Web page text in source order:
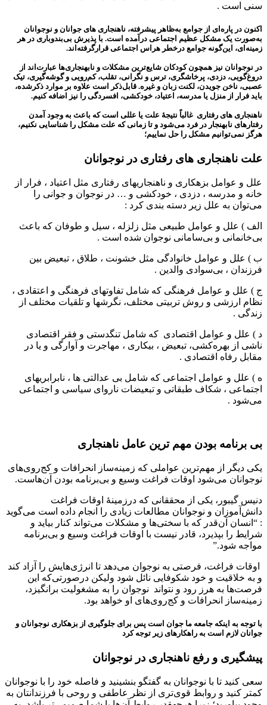
سنی است .
اکنون در پاره‌ای از جوامع به‌ظاهر پیشرفته، ناهنجاری های جوانان و نوجوانان
به‌صورت یک مشکل عظیم اجتماعی درآمده است. با پذیرش بی‌بندوباری در هر
زمینه‌ای، این‌گونه جوامع درخطر هراس اجتماعی قرارگرفته‌اند.
در نوجوانان نیز همچون کودکان شایع‌ترین مشکلات و نابهنجاری‌ها عبارت‌اند از
دروغ‌گویی، دزدی، پرخاشگری، ترس و نگرانی، تقلب، کم‌رویی و گوشه‌گیری، تیک
عصبی، ناخن جویدن، لکنت زبان و غیره. قابل‌ذکر است علاوه بر موارد ذکرشده،
باید فرار از منزل یا مدرسه، اعتیاد، خودکشی، افسردگی را نیز اضافه کنیم.
ناهنجاری های رفتاری غالباً نتیجۀ علت یا عللی است که باعث به وجود آمدن
رفتارهای نابهنجار در فرد می‌شود و تا زمانی که علت مشکل را شناسایی نکنیم،
هرگز نمی‌توانیم مشکل را حل نماییم؛
علت ناهنجاری های رفتاری در نوجوانان
علل و عوامل بزهکاری و ناهنجاری‎های رفتاری مثل اعتیاد ، فرار از
خانه و مدرسه ، دزدی ، خودکشی و … در نوجوان و جوانی را
می‌توان به علل زیر دسته بندی کرد :
الف ) علل و عوامل طبیعی مثل زلزله ، سیل و طوفان که باعث
بی‌خانمانی و بی‌سامانی نوجوان شده است .
ب ) علل و عوامل خانوادگی مثل خشونت ، طلاق ، تبعیض بین
فرزندان ، بی‌سوادی والدین .
ج ) علل و عوامل فرهنگی که شامل تفاوتهای فرهنگی و اعتقادی ،
نظام ارزشی و روش تربیتی مختلف، نگرشها و تلقیات مختلف از
زندگی .
د ) علل و عوامل اقتصادی که شامل تنگدستی و فقر اقتصادی
ناشی از بهره‌کشی، تبعیض ، بیکاری ، مهاجرت و آوارگی و یا در
مقابل رفاه اقتصادی .
ه ) علل و عوامل اجتماعی که شامل بی عدالتی ها ، نابرابریهای
اجتماعی ، شکاف طبقاتی و تبعیضات ناروای سیاسی و اجتماعی
می‌شود .
بی برنامه بودن مهم ترین عامل ناهنجاری
یکی دیگر از مهم‌ترین عواملی که زمینه‌ساز انحرافات و کج‌روی‌های
نوجوانان می‌شود اوقات فراغت وسیع و بی‌برنامه بودن آن‌هاست.
دنیس گیبور، یکی از محققانی که درزمینۀ اوقات فراغت
دانش‌آموزان و نوجوانان مطالعات زیادی را انجام داده است می‌گوید
: “انسان آن‌قدر که با سختی‌ها و مشکلات می‌تواند کنار بیاید و
شرایط را بپذیرد، قادر نیست با اوقات فراغت وسیع و بی‌برنامه
مواجه شود.”
اوقات فراغت، فرصتی به نوجوان می‌دهد تا انرژی‌هایش را آزاد کند
و به خلاقیت و خود شکوفایی نائل شود ولیکن درصورتی‌که این
فرصت‌ها به هرز رود و نتواند نوجوان را به مشغولیت برانگیزد،
زمینه‌ساز انحرافات و کج‌روی‌های او خواهد بود.
با توجه به اینکه جامعه ما جوان است پس برای جلوگیری از بزهکاری نوجوانان و
جوانان لازم است به راهکارهای زیر توجه کرد
پیش‎گیری و رفع ناهنجاری در نوجوانان
سعی کنید تا با نوجوانان به گفتگو بنشینید و فاصله خود را با نوجوانان
کمتر کنید و روابط قوی‌تری از نظر عاطفی و روحی با فرزندانتان به